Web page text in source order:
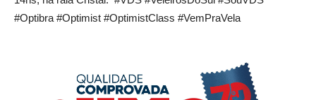
#Optibra #Optimist #OptimistClass #VemPraVela